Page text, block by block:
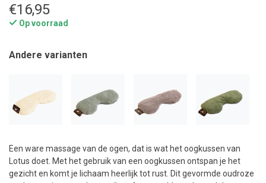
€16,95
Op voorraad
Andere varianten
Een ware massage van de ogen, dat is wat het oogkussen van
Lotus doet. Met het gebruik van een oogkussen ontspan je het
gezicht en komt je lichaam heerlijk tot rust. Dit gevormde oudroze